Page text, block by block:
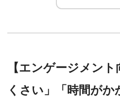
【エンゲージメン
くさい」「時間が